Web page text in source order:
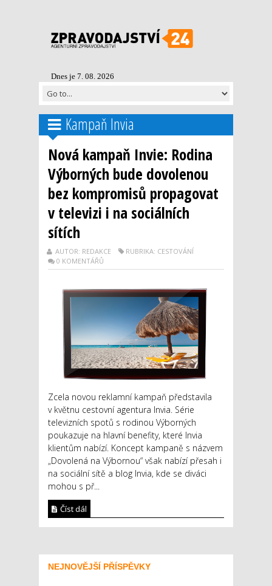
Dnes je 7. 08. 2026
Kampaň Invia
Nová kampaň Invie: Rodina
Výborných bude dovolenou
bez kompromisů propagovat
v televizi i na sociálních
sítích
AUTOR: REDAKCE
RUBRIKA: CESTOVÁNÍ
0 KOMENTÁŘŮ
Zcela novou reklamní kampaň představila
v květnu cestovní agentura Invia. Série
televizních spotů s rodinou Výborných
poukazuje na hlavní benefity, které Invia
klientům nabízí. Koncept kampaně s názvem
„Dovolená na Výbornou“ však nabízí přesah i
na sociální sítě a blog Invia, kde se diváci
mohou s př...
Číst dál
NEJNOVĚJŠÍ PŘÍSPĚVKY